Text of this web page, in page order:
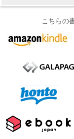
こちらの